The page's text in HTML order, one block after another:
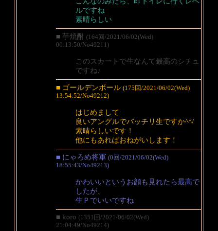
ルですね
素晴らしい
■ 芋焼酎 (164回/2021/06/02(Wed)
00:13:50/No49211)
このスカートで生なんて最高のシチュ
ですね♪
■ ゴールデンボール (175回/2021/06/02(Wed)
13:54:52/No49212)
はじめまして
良いアングルでバッチリ生ですか^^/
素晴らしいです！
他にもあればおねがいします！
■ にゃろめ将軍 (0回/2021/06/02(Wed)
18:55:43/No49213)
かわいいというお顔も見れたら最高で
したが、
生Ｐでいいですね
■ koro (1351回/2021/06/02(Wed)
21:04:49/No49214)